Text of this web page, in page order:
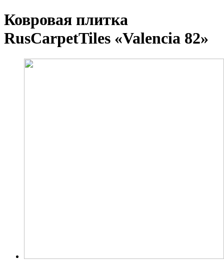
Ковровая плитка
RusCarpetTiles «Valencia 82»